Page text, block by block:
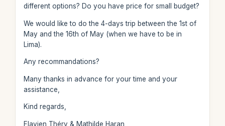
different options? Do you have price for small budget?
We would like to do the 4-days trip between the 1st of
May and the 16th of May (when we have to be in
Lima).
Any recommandations?
Many thanks in advance for your time and your
assistance,
Kind regards,
Flavien Théry & Mathilde Haran